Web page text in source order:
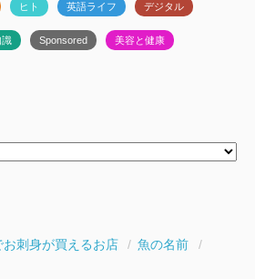
ヒト 英語ライフ デジタル
Sponsored 美容と健康
お刺身が買えるお店
魚の名前